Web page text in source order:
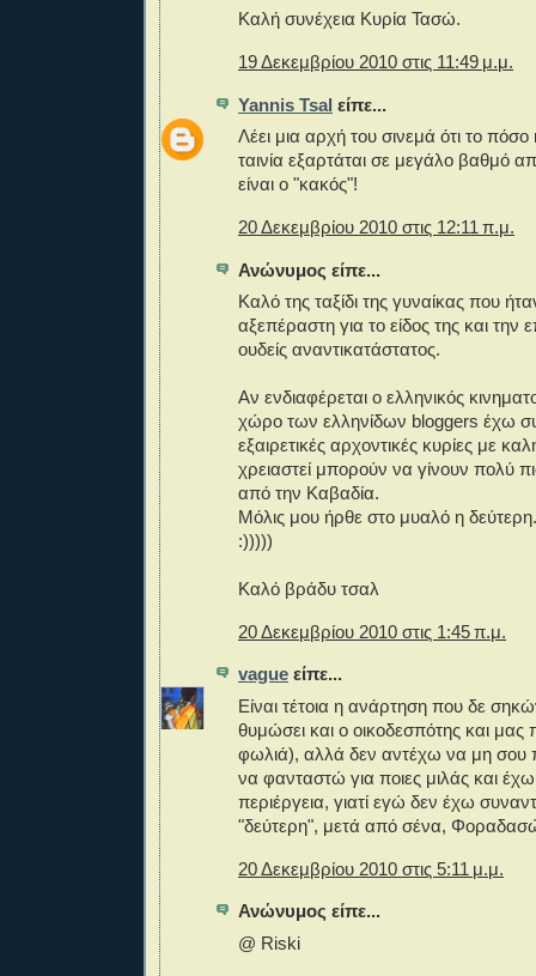
Καλή συνέχεια Κυρία Τασώ.
19 Δεκεμβρίου 2010 στις 11:49 μ.μ.
Yannis Tsal είπε...
Λέει μια αρχή του σινεμά ότι το πόσο
ταινία εξαρτάται σε μεγάλο βαθμό
είναι ο "κακός"!
20 Δεκεμβρίου 2010 στις 12:11 π.μ.
Ανώνυμος είπε...
Καλό της ταξίδι της γυναίκας που
αξεπέραστη για το είδος της και την
ουδείς αναντικατάστατος.
Αν ενδιαφέρεται ο ελληνικός
χώρο των ελληνίδων bloggers έχω
εξαιρετικές αρχοντικές κυρίες με
χρειαστεί μπορούν να γίνουν πολύ
από την Καβαδία.
Μόλις μου ήρθε στο μυαλό η
:)))))
Kαλό βράδυ τσαλ
20 Δεκεμβρίου 2010 στις 1:45 π.μ.
vague είπε...
Είναι τέτοια η ανάρτηση που δε
θυμώσει και ο οικοδεσπότης και μας
φωλιά), αλλά δεν αντέχω να μη σου
να φανταστώ για ποιες μιλάς και
περιέργεια, γιατί εγώ δεν έχω
"δεύτερη", μετά από σένα,
20 Δεκεμβρίου 2010 στις 5:11 μ.μ.
Ανώνυμος είπε...
@ Riski